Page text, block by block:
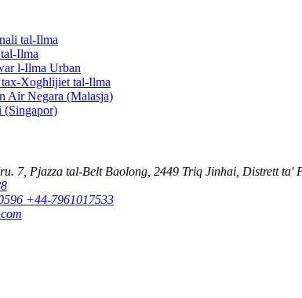
tal-Ilma
Ilma
l-Ilma Urban
Xogħlijiet tal-Ilma
Air Negara (Malasja)
(Singapor)
7, Pjazza tal-Belt Baolong, 2449 Triq Jinhai, Distrett ta'
+44-7961017533